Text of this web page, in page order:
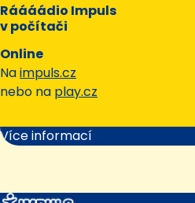
Ráááádio Impuls
v počítači
Online
Naimpuls.cz
nebo na play.cz
Více informací